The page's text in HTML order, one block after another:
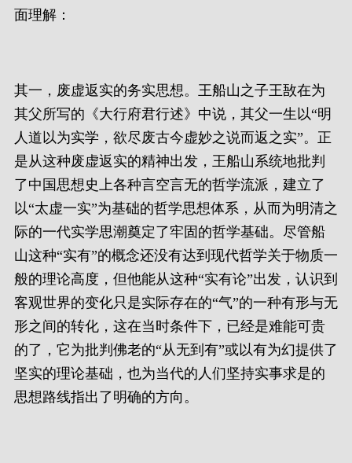
面理解：
其一，废虚返实的务实思想。王船山之子王敔在为
其父所写的《大行府君行述》中说，其父一生以“明
人道以为实学，欲尽废古今虚妙之说而返之实”。正
是从这种废虚返实的精神出发，王船山系统地批判
了中国思想史上各种言空言无的哲学流派，建立了
以“太虚一实”为基础的哲学思想体系，从而为明清之
际的一代实学思潮奠定了牢固的哲学基础。尽管船
山这种“实有”的概念还没有达到现代哲学关于物质一
般的理论高度，但他能从这种“实有论”出发，认识到
客观世界的变化只是实际存在的“气”的一种有形与无
形之间的转化，这在当时条件下，已经是难能可贵
的了，它为批判佛老的“从无到有”或以有为幻提供了
坚实的理论基础，也为当代的人们坚持实事求是的
思想路线指出了明确的方向。